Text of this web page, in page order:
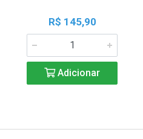
R$ 145,90
Adicionar